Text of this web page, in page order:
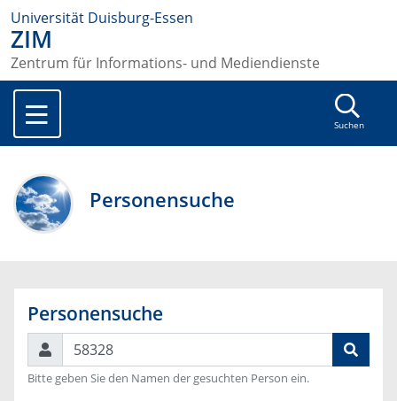
Universität Duisburg-Essen
ZIM
Zentrum für Informations- und Mediendienste
Suchen
Personensuche
Personensuche
Suchen
Bitte geben Sie den Namen der gesuchten Person ein.